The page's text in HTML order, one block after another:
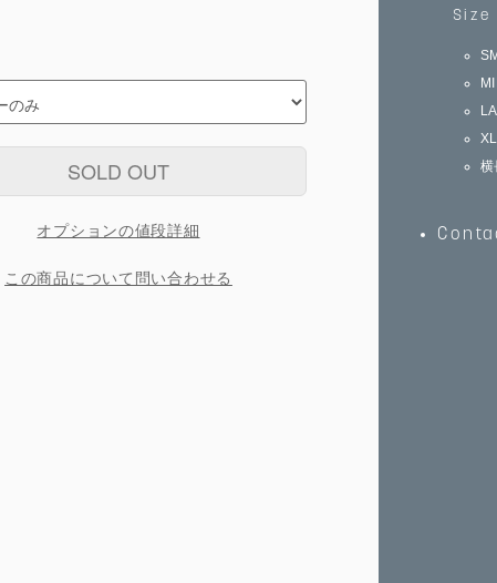
Size
横
SOLD OUT
オプションの値段詳細
この商品について問い合わせる